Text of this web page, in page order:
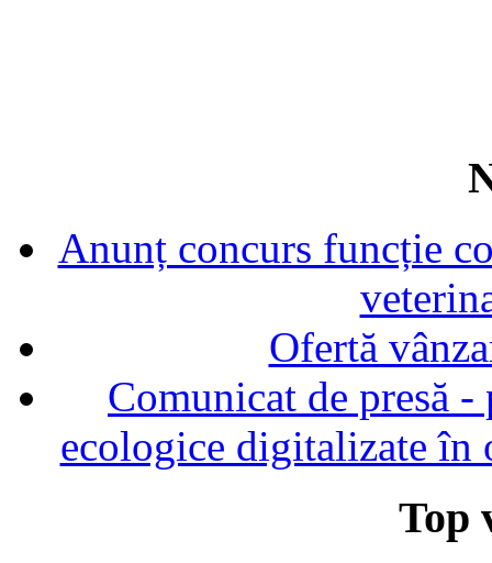
Anunț concurs funcție
Ofertă
Comunicat de presă
ecologice digitalizate în
Top